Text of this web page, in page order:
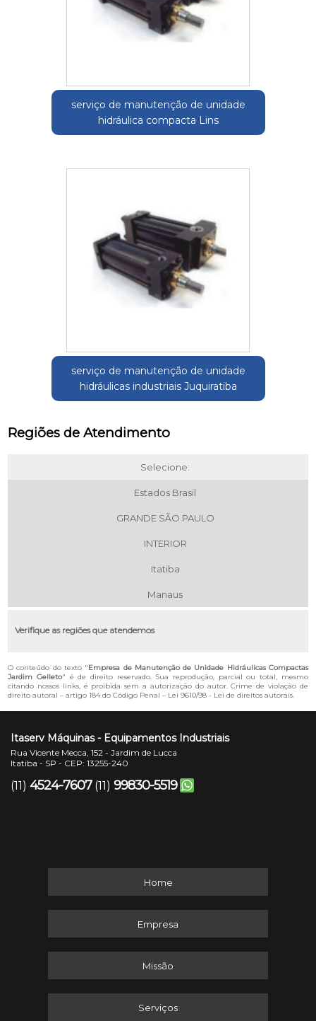
serviço de manutenção de unidade
hidráulica compacta Lins
serviço de manutenção de unidade
hidráulicas industriais Juquiratiba
Regiões de Atendimento
Selecione:
Estados Brasil
GRANDE SÃO PAULO
INTERIOR
Itatiba
Manaus
Verifique as regiões que atendemos
O conteúdo do texto "Empresa de Manutenção de Unidade Hidráulicas Compactas
Jardim Gelleto" é de direito reservado. Sua reprodução, parcial ou total, mesmo
citando nossos links, é proibida sem a autorização do autor. Crime de violação de
direito autoral – artigo 184 do Código Penal – Lei 9610/98 - Lei de direitos autorais.
Itaserv Máquinas - Equipamentos Industriais
Rua Vicente Mecca, 152 - Jardim de Lucca
Itatiba - SP - CEP: 13255-240
(11) 4524-7607 (11) 99830-5519
Home
Empresa
Missão
Serviços